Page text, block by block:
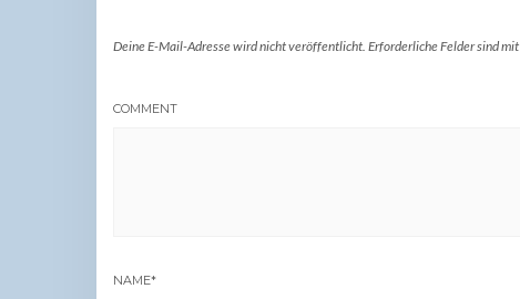
Deine E-Mail-Adresse wird nicht veröffentlicht. Erforderliche Felder sind mit
COMMENT
NAME*